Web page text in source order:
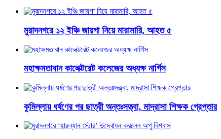
মুরাদনগরে ১২ ইঞ্চি জায়গা নিয়ে মারামারি, আহত ৫
মহাক্ষমতাবান কালেক্টরেট কলেজের অধ্যক্ষ নার্গিস
কুমিল্লায় ধর্ষণের পর ছাত্রী অন্তঃসত্ত্বা, মাদ্রাসা শিক্ষক গ্রেপ্তার